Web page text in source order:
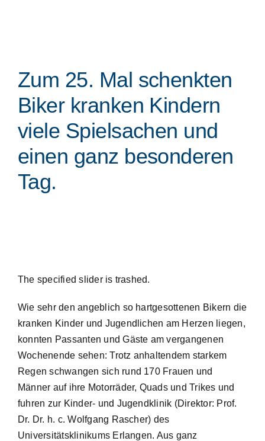
Zum 25. Mal schenkten
Biker kranken Kindern
viele Spielsachen und
einen ganz besonderen
Tag.
The specified slider is trashed.
Wie sehr den angeblich so hartgesottenen Bikern die
kranken Kinder und Jugendlichen am Herzen liegen,
konnten Passanten und Gäste am vergangenen
Wochenende sehen: Trotz anhaltendem starkem
Regen schwangen sich rund 170 Frauen und
Männer auf ihre Motorräder, Quads und Trikes und
fuhren zur Kinder- und Jugendklinik (Direktor: Prof.
Dr. Dr. h. c. Wolfgang Rascher) des
Universitätsklinikums Erlangen. Aus ganz